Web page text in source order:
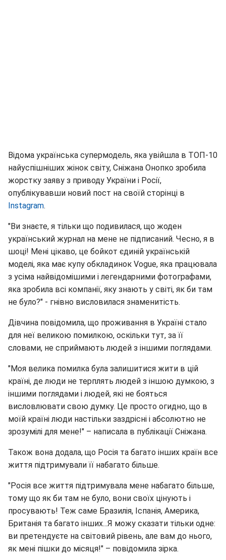
Відома українська супермодель, яка увійшла в ТОП-10
найуспішніших жінок світу, Сніжана Онопко зробила
жорстку заяву з приводу України і Росії,
опублікувавши новий пост на своїй сторінці в
Instagram.
"Ви знаєте, я тільки що подивилася, що жоден
український журнал на мене не підписаний. Чесно, я в
шоці! Мені цікаво, це бойкот єдиній українській
моделі, яка має купу обкладинок Vogue, яка працювала
з усіма найвідомішими і легендарними фотографами,
яка зробила всі компанії, яку знають у світі, як би там
не було?" - гнівно висловилася знаменитість.
Дівчина повідомила, що проживання в Україні стало
для неї великою помилкою, оскільки тут, за її
словами, не сприймають людей з іншими поглядами.
"Моя велика помилка була залишитися жити в цій
країні, де люди не терплять людей з іншою думкою, з
іншими поглядами і людей, які не бояться
висловлювати свою думку. Це просто огидно, що в
моїй країні люди настільки заздрісні і абсолютно не
зрозумілі для мене!" – написала в публікації Сніжана.
Також вона додала, що Росія та багато інших країн все
життя підтримували її набагато більше.
"Росія все життя підтримувала мене набагато більше,
тому що як би там не було, вони своїх цінують і
просувають! Теж саме Бразилія, Іспанія, Америка,
Британія та багато інших...Я можу сказати тільки одне:
ви претендуєте на світовий рівень, але вам до нього,
як мені пішки до місяця!" – повідомила зірка.